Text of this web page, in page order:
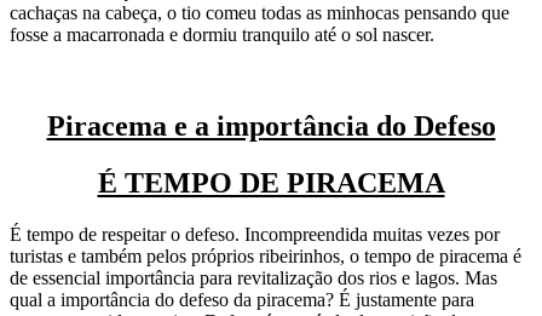
cachaças na cabeça, o tio comeu todas as minhocas pensando que
fosse a macarronada e dormiu tranquilo até o sol nascer.
Piracema e a importância do Defeso
É TEMPO DE PIRACEMA
É tempo de respeitar o defeso. Incompreendida muitas vezes por
turistas e também pelos próprios ribeirinhos, o tempo de piracema é
de essencial importância para revitalização dos rios e lagos. Mas
qual a importância do defeso da piracema? É justamente para